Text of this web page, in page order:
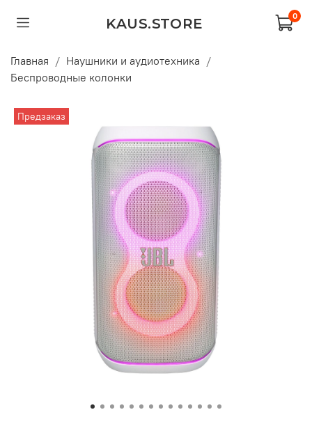
KAUS.STORE 0
Главная
Наушники и аудиотехника
Беспроводные колонки
Предзаказ